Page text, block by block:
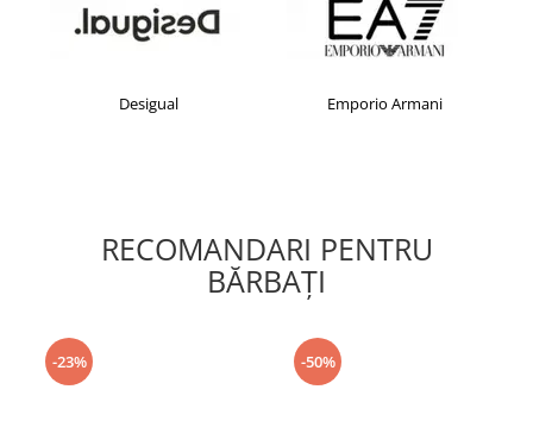
Desigual Emporio Armani
RECOMANDARI PENTRU
BĂRBAŢI
-23% -50%